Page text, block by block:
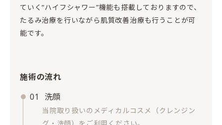
ていく“ハイフシャワー”機能も搭載しておりますので、
たるみ治療を行いながら肌質改善治療も行うことが可
能です。
施術の流れ
01
洗顔
当院取り扱いのメディカルコスメ（クレンジン